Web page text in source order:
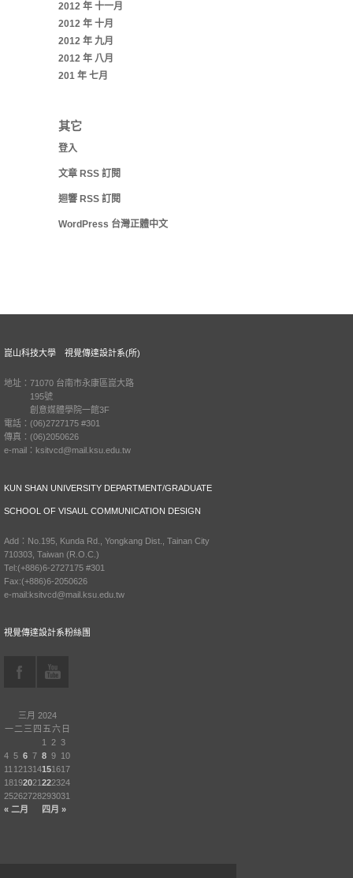
2012 年 十一月
2012 年 十月
2012 年 九月
2012 年 八月
201 年 七月
其它
登入
文章 RSS 訂閱
迴響 RSS 訂閱
WordPress 台灣正體中文
崑山科技大學 視覺傳達設計系(所)
地址：71070 台南市永康區崑大路
195號
創意媒體學院一館3F
電話：(06)2727175 #301
傳真：(06)2050626
e-mail：ksitvcd@mail.ksu.edu.tw
KUN SHAN UNIVERSITY DEPARTMENT/GRADUATE
SCHOOL OF VISAUL COMMUNICATION DESIGN
Add：No.195, Kunda Rd., Yongkang Dist., Tainan City
710303, Taiwan (R.O.C.)
Tel:(+886)6-2727175 #301
Fax:(+886)6-2050626
e-mail:ksitvcd@mail.ksu.edu.tw
視覺傳達設計系粉絲團
三月 2024
一 二 三 四 五六 日
« 二月 四月 »
1 2 3
4 5 6 7 8 9 10
11 121314151617
18192021222324
25262728293031